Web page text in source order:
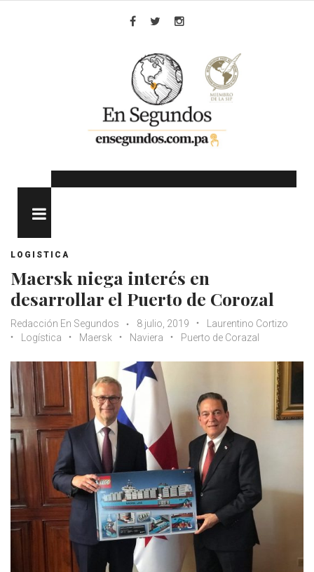
LOGISTICA
Maersk niega interés en
desarrollar el Puerto de Corozal
Redacción En Segundos 8 julio, 2019
Laurentino Cortizo
Logística
Maersk Naviera Puerto de Corazal